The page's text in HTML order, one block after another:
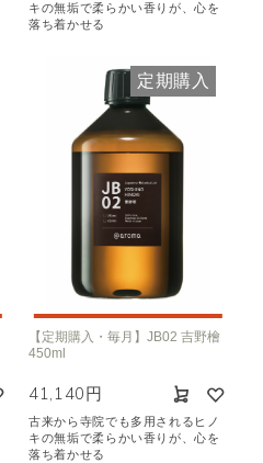
キの無垢で柔らかい香りが、心を
落ち着かせる
定期購入
【定期購入・毎月】JB02 吉野檜
450ml
41,140円
古来から寺院でも多用されるヒノ
キの無垢で柔らかい香りが、心を
落ち着かせる